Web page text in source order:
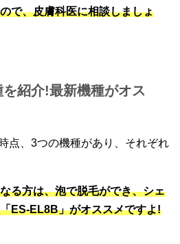
で、皮膚科医に相談しましょ
紹介!最新機種がオス
点、3つの機種があり、それぞれ
る方は、泡で脱毛ができ、シェ
ES-EL8B」がオススメですよ!